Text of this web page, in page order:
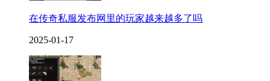
在传奇私服发布网里的玩家越来越多了吗
2025-01-17